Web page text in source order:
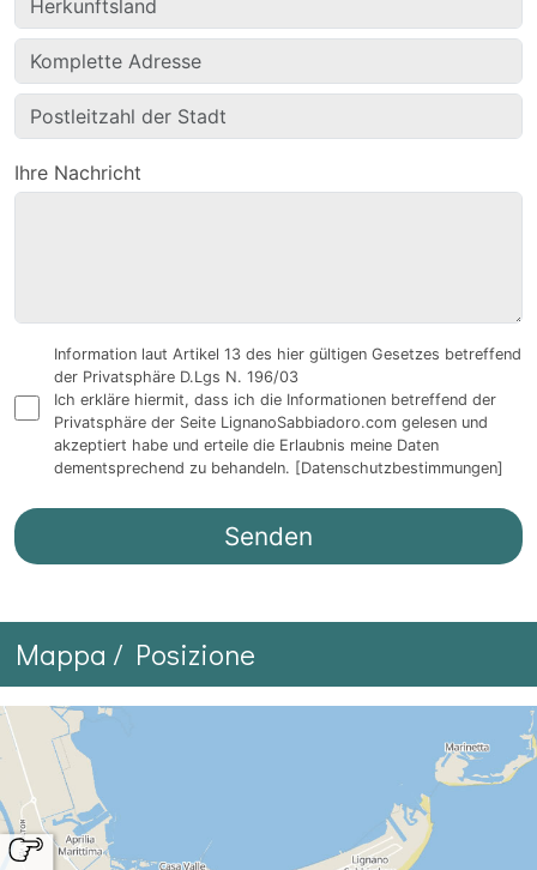
Ihre Nachricht
Information laut Artikel 13 des hier gültigen Gesetzes betreffend
der Privatsphäre D.Lgs N. 196/03
Ich erkläre hiermit, dass ich die Informationen betreffend der
Privatsphäre der Seite LignanoSabbiadoro.com gelesen und
akzeptiert habe und erteile die Erlaubnis meine Daten
dementsprechend zu behandeln. [Datenschutzbestimmungen]
Mappa / Posizione